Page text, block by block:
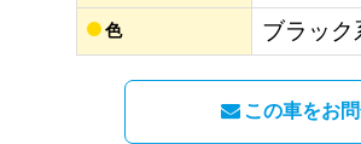
色 ブラック
この車をお